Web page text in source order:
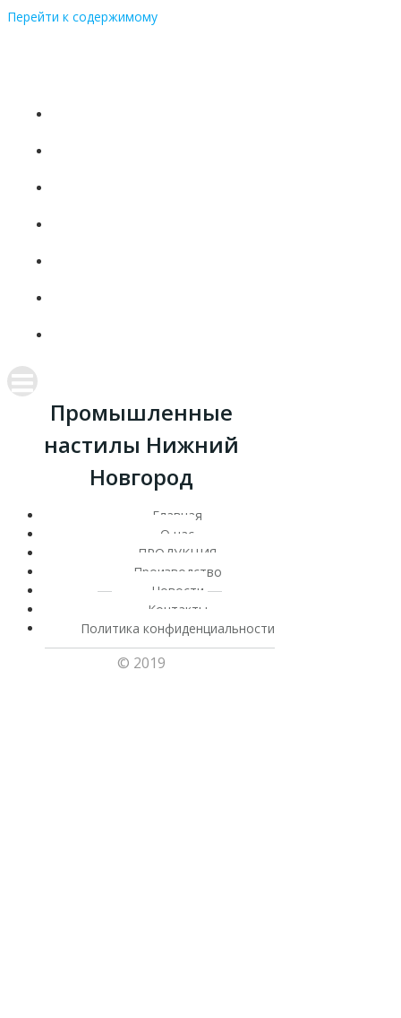
Перейти к содержимому
Промышленные
настилы Нижний
Новгород
Главная
О нас
ПРОДУКЦИЯ
Производство
Новости
Контакты
Политика конфиденциальности
© 2019